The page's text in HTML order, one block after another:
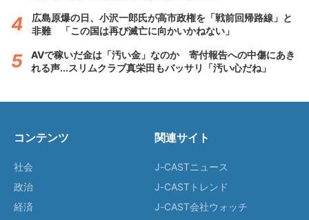
広島原爆の日、小沢一郎氏が高市政権を「戦前回帰路線」と
非難 「この国は再び滅亡に向かいかねない」
AVで稼いだ金は「汚い金」なのか 寄付報告への中傷にあき
れる声...スリムクラブ真栄田もバッサリ「汚い心だね」
コンテンツ
社会
政治
経済
関連サイト
J-CASTニュース
J-CASTトレンド
J-CAST会社ウォッチ